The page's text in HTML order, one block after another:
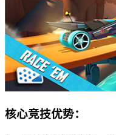
核心竞技优势：